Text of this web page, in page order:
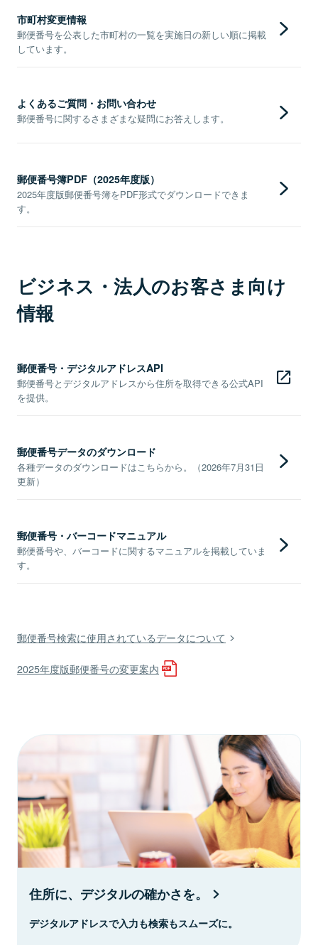
市町村変更情報
郵便番号を公表した市町村の一覧を実施日の新しい順に掲載
しています。
よくあるご質問・お問い合わせ
郵便番号に関するさまざまな疑問にお答えします。
郵便番号簿PDF（2025年度版）
2025年度版郵便番号簿をPDF形式でダウンロードできま
す。
ビジネス・法人のお客さま向け
情報
郵便番号・デジタルアドレスAPI
郵便番号とデジタルアドレスから住所を取得できる公式API
を提供。
郵便番号データのダウンロード
各種データのダウンロードはこちらから。（2026年7月31日
更新）
郵便番号・バーコードマニュアル
郵便番号や、バーコードに関するマニュアルを掲載していま
す。
郵便番号検索に使用されているデータについて
2025年度版郵便番号の変更案内
住所に、デジタルの確かさを。
デジタルアドレスで入力も検索もスムーズに。